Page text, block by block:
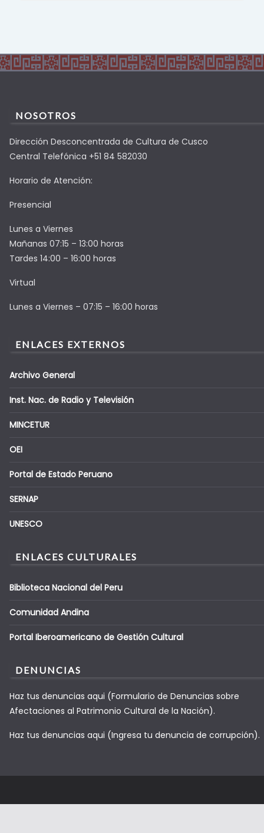
NOSOTROS
Dirección Desconcentrada de Cultura de Cusco
Central Telefónica +51 84 582030
Horario de Atención:
Presencial
Lunes a Viernes
Mañanas 07:15 – 13:00 horas
Tardes 14:00 – 16:00 horas
Virtual
Lunes a Viernes – 07:15 – 16:00 horas
ENLACES EXTERNOS
Archivo General
Inst. Nac. de Radio y Televisión
MINCETUR
OEI
Portal de Estado Peruano
SERNAP
UNESCO
ENLACES CULTURALES
Biblioteca Nacional del Peru
Comunidad Andina
Portal Iberoamericano de Gestión Cultural
DENUNCIAS
Haz tus denuncias aqui (Formulario de Denuncias sobre
Afectaciones al Patrimonio Cultural de la Nación).
Haz tus denuncias aqui (Ingresa tu denuncia de corrupción).